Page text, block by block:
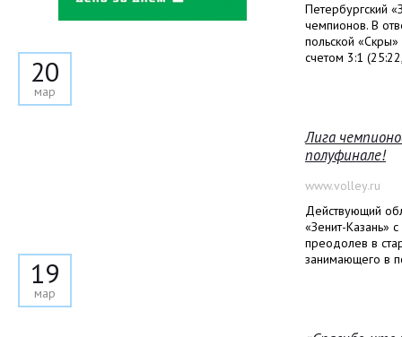
20
мар
Петербургский
чемпионов. В
польской
счетом 3:1
19
мар
Лига
полуфинале!
www.volley.ru
Действующий
«Зенит-Казань»
преодолев в
занимающего в